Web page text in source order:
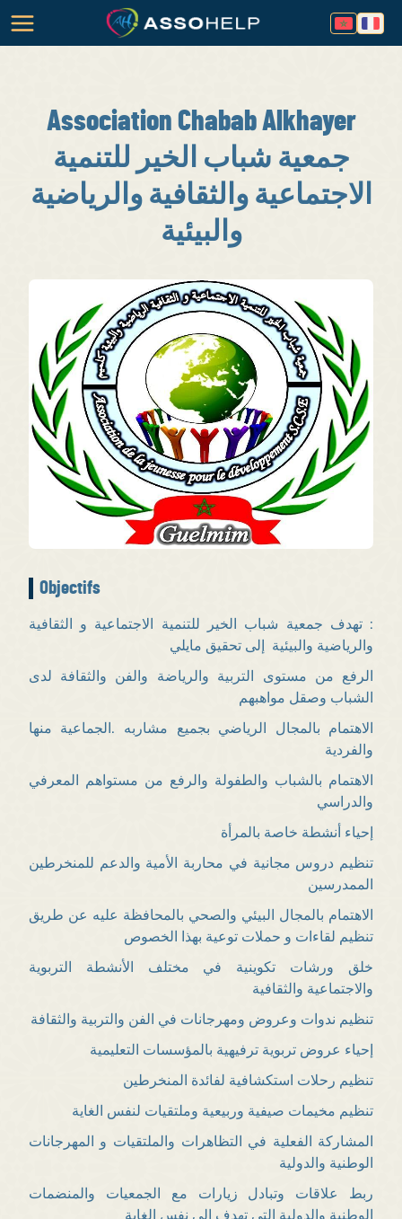
Association Chabab Alkhayer
جمعية شباب الخير للتنمية
الاجتماعية والثقافية والرياضية
والبيئية
Objectifs
: تهدف جمعية شباب الخير للتنمية الاجتماعية و الثقافية
والرياضية والبيئية إلى تحقيق مايلي
الرفع من مستوى التربية والرياضة والفن والثقافة لدى
الشباب وصقل مواهبهم
الاهتمام بالمجال الرياضي بجميع مشاربه .الجماعية منها
والفردية
الاهتمام بالشباب والطفولة والرفع من مستواهم المعرفي
والدراسي
إحياء أنشطة خاصة بالمرأة
تنظيم دروس مجانية في محاربة الأمية والدعم للمنخرطين
الممدرسين
الاهتمام بالمجال البيئي والصحي بالمحافظة عليه عن طريق
تنظيم لقاءات و حملات توعية بهذا الخصوص
خلق ورشات تكوينية في مختلف الأنشطة التربوية
والاجتماعية والثقافية
تنظيم ندوات وعروض ومهرجانات في الفن والتربية والثقافة
إحياء عروض تربوية ترفيهية بالمؤسسات التعليمية
تنظيم رحلات استكشافية لفائدة المنخرطين
تنظيم مخيمات صيفية وربيعية وملتقيات لنفس الغاية
المشاركة الفعلية في التظاهرات والملتقيات و المهرجانات
الوطنية والدولية
ربط علاقات وتبادل زيارات مع الجمعيات والمنضمات
الوطنية والدولية التي تهدف إلى نفس الغاية